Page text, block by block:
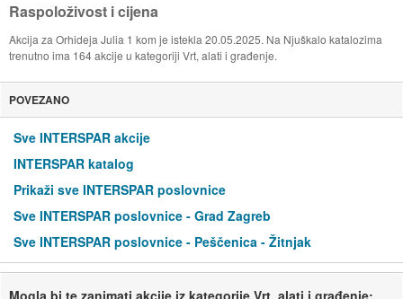
Raspoloživost i cijena
Akcija za Orhideja Julia 1 kom je istekla 20.05.2025. Na Njuškalo katalozima
trenutno ima 164 akcije u kategoriji Vrt, alati i građenje.
POVEZANO
Sve INTERSPAR akcije
INTERSPAR katalog
Prikaži sve INTERSPAR poslovnice
Sve INTERSPAR poslovnice - Grad Zagreb
Sve INTERSPAR poslovnice - Peščenica - Žitnjak